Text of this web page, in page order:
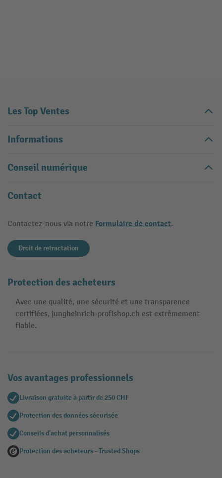
Les Top Ventes
Informations
Conseil numérique
Contact
Contactez-nous via notre Formulaire de contact.
Droit de retractation
Protection des acheteurs
Avec une qualité, une sécurité et une transparence
certifiées, jungheinrich-profishop.ch est extrêmement
fiable.
Vos avantages professionnels
Livraison gratuite à partir de 250 CHF
Protection des données sécurisée
Conseils d'achat personnalisés
Protection des acheteurs - Trusted Shops